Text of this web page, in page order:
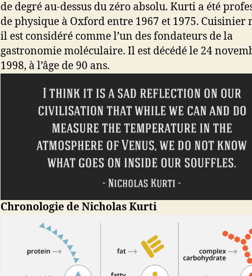
de degré au-dessus du zéro absolu. Kurti a été
de physique à Oxford entre 1967 et 1975. Cuisinier
il est considéré comme l’un des fondateurs de la
gastronomie moléculaire. Il est décédé le 24
1998, à l’âge de 90 ans.
Chronologie de Nicholas Kurti